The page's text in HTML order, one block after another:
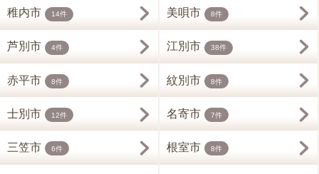
稚内市 14件 美唄市 8件
芦別市 4件 江別市 38件
赤平市 8件 紋別市 8件
士別市 12件 名寄市 7件
三笠市 6件 根室市 8件